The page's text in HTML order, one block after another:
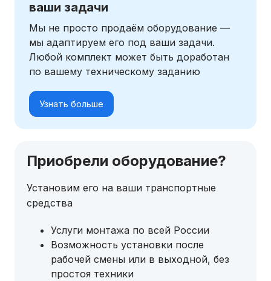
ваши задачи
Мы не просто продаём оборудование —
мы адаптируем его под ваши задачи.
Любой комплект может быть доработан
по вашему техническому заданию
Узнать больше
Приобрели оборудование?
Установим его на ваши транспортные
средства
Услуги монтажа по всей России
Возможность установки после
рабочей смены или в выходной, без
простоя техники